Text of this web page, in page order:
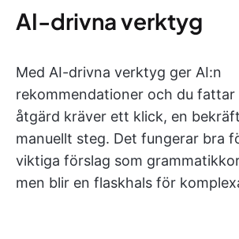
AI-drivna verktyg
Med AI-drivna verktyg ger AI:n
rekommendationer och du fattar
åtgärd kräver ett klick, en
manuellt steg. Det fungerar bra
viktiga förslag som
men blir en flaskhals för